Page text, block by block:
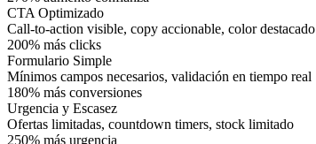
CTA Optimizado
Call-to-action visible, copy accionable, color destacado
200% más clicks
Formulario Simple
Mínimos campos necesarios, validación en tiempo real
180% más conversiones
Urgencia y Escasez
Ofertas limitadas, countdown timers, stock limitado
250% más urgencia